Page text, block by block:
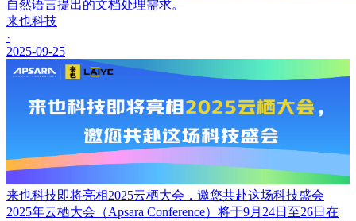
自然语言提出的文档处理需求。
来也科技
·
2025-09-25
来也科技即将亮相2025云栖大会，邀您共赴这场科技盛会
2025年云栖大会（Apsara Conference）将于9月24日至26日在